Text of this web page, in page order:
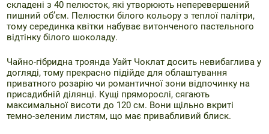
складені з 40 пелюсток, які утворюють неперевершений
пишний об’єм. Пелюстки білого кольору з теплої палітри,
тому серединка квітки набуває витонченого пастельного
відтінку білого шоколаду.
Чайно-гібридна троянда Уайт Чоклат досить невибаглива у
догляді, тому прекрасно підійде для облаштування
приватного розарію чи романтичної зони відпочинку на
присадибній ділянці. Кущі пряморослі, сягають
максимальної висоти до 120 см. Вони щільно вкриті
темно-зеленим листям, що має привабливий блиск.